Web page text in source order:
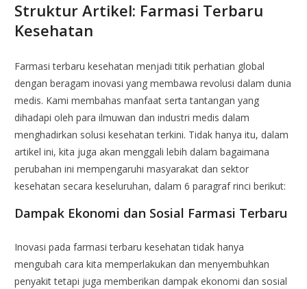
Struktur Artikel: Farmasi Terbaru
Kesehatan
Farmasi terbaru kesehatan menjadi titik perhatian global
dengan beragam inovasi yang membawa revolusi dalam dunia
medis. Kami membahas manfaat serta tantangan yang
dihadapi oleh para ilmuwan dan industri medis dalam
menghadirkan solusi kesehatan terkini. Tidak hanya itu, dalam
artikel ini, kita juga akan menggali lebih dalam bagaimana
perubahan ini mempengaruhi masyarakat dan sektor
kesehatan secara keseluruhan, dalam 6 paragraf rinci berikut:
Dampak Ekonomi dan Sosial Farmasi Terbaru
Inovasi pada farmasi terbaru kesehatan tidak hanya
mengubah cara kita memperlakukan dan menyembuhkan
penyakit tetapi juga memberikan dampak ekonomi dan sosial